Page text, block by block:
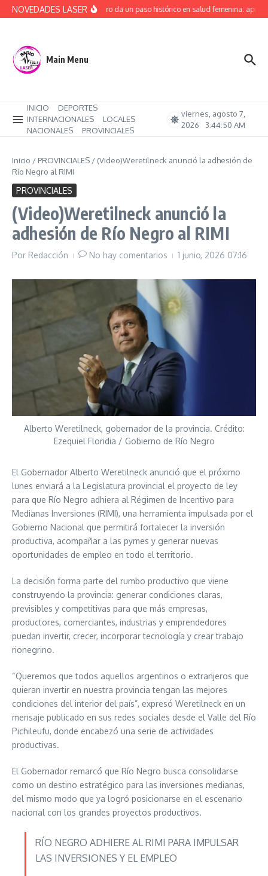
Saltar al contenido
NOVEDADES LASERRío Negro da un paso histórico en salud femenina:
Main Menu
INICIO
DEPORTES
INTERNACIONALES
LOCALES
NACIONALES
PROVINCIALES
viernes, agosto 7,
2026
3:44:51 AM
Inicio / PROVINCIALES / (Video)Weretilneck anunció la adhesión de
Río Negro al RIMI
PROVINCIALES
(Video)Weretilneck anunció la
adhesión de Río Negro al RIMI
Por Redacción No hay comentarios 1 junio, 2026 07:16
Alberto Weretilneck, gobernador de la provincia. Crédito:
Ezequiel Floridia / Gobierno de Río Negro
El Gobernador Alberto Weretilneck anunció que el próximo
lunes enviará a la Legislatura provincial el proyecto de ley
para que Río Negro adhiera al Régimen de Incentivo para
Medianas Inversiones (RIMI), una herramienta impulsada por el
Gobierno Nacional que permitirá fortalecer la inversión
productiva, acompañar a las pymes y generar nuevas
oportunidades de empleo en todo el territorio.
La decisión forma parte del rumbo productivo que viene
construyendo la provincia: generar condiciones claras,
previsibles y competitivas para que más empresas,
productores, comerciantes, industrias y emprendedores
puedan invertir, crecer, incorporar tecnología y crear trabajo
rionegrino.
“Queremos que todos aquellos argentinos o extranjeros que
quieran invertir en nuestra provincia tengan las mejores
condiciones del interior del país”, expresó Weretilneck en un
mensaje publicado en sus redes sociales desde el Valle del Río
Pichileufu, donde encabezó una serie de actividades
productivas.
El Gobernador remarcó que Río Negro busca consolidarse
como un destino estratégico para las inversiones medianas,
del mismo modo que ya logró posicionarse en el escenario
nacional con los grandes proyectos productivos.
RÍO NEGRO ADHIERE AL RIMI PARA IMPULSAR
LAS INVERSIONES Y EL EMPLEO